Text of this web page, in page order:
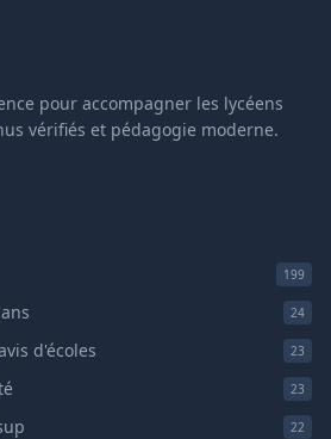
pour accompagner les lycéens
vérifiés et pédagogie moderne.
199
24
d'écoles 23
23
22